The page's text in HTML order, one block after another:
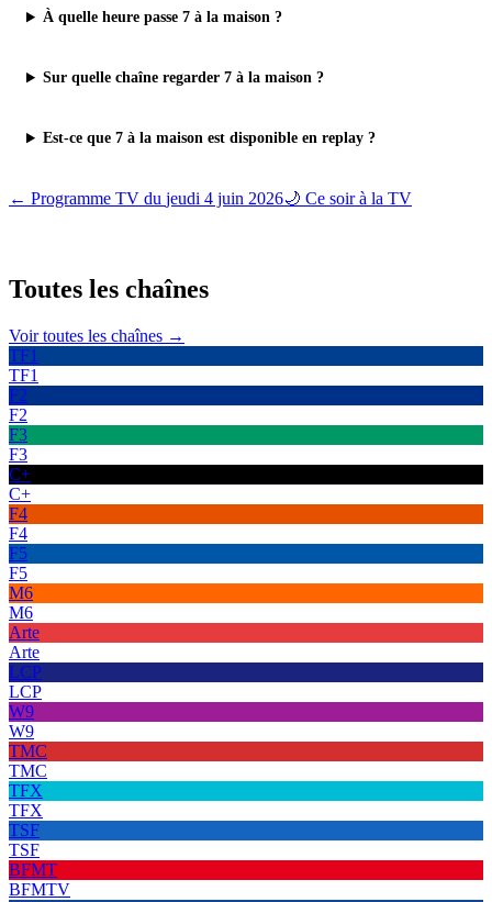
À quelle heure passe 7 à la maison ?
Sur quelle chaîne regarder 7 à la maison ?
Est-ce que 7 à la maison est disponible en replay ?
← Programme TV du jeudi 4 juin 2026🌙 Ce soir à la TV
Toutes les chaînes
Voir toutes les chaînes →
TF1
TF1
F2
F2
F3
F3
C+
C+
F4
F4
F5
F5
M6
M6
Arte
Arte
LCP
LCP
W9
W9
TMC
TMC
TFX
TFX
TSF
TSF
BFMT
BFMTV